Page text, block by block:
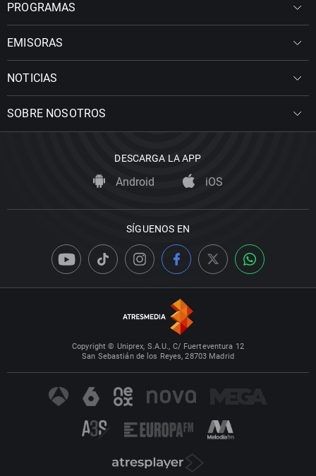
PROGRAMAS
EMISORAS
NOTICIAS
SOBRE NOSOTROS
DESCARGA LA APP
Android iOS
SÍGUENOS EN
Copyright © Uniprex, S.A.U., C/ Fuerteventura 12
San Sebastián de los Reyes, 28703 Madrid